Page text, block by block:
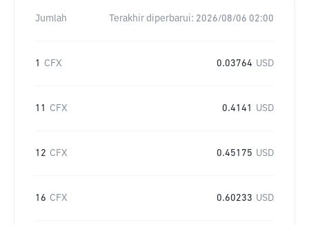
Jumlah Terakhir diperbarui: 2026/08/06 02:00
1 CFX 0.03764 USD
11 CFX 0.4141 USD
12 CFX 0.45175 USD
16 CFX 0.60233 USD